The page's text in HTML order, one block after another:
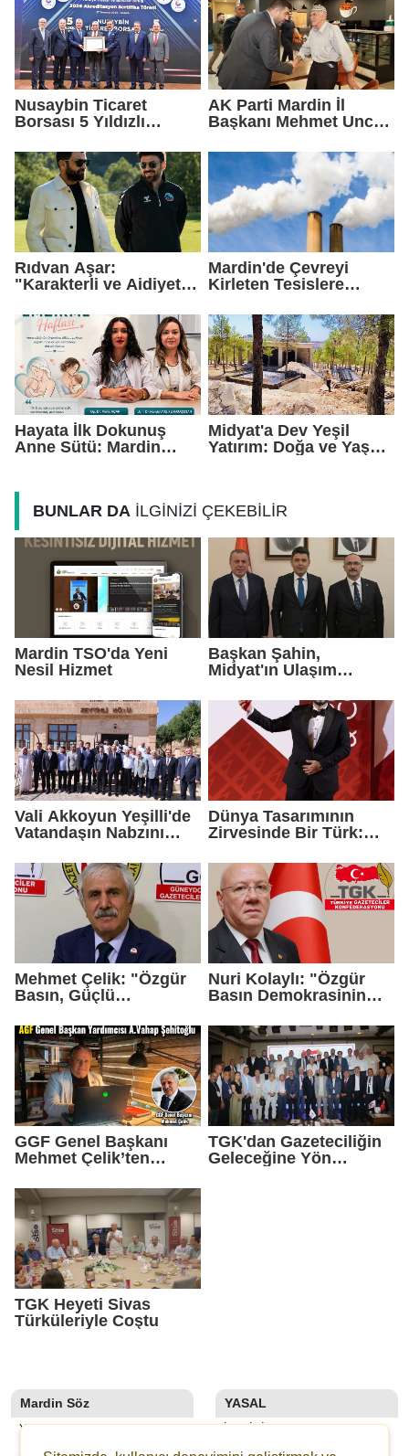
Nusaybin Ticaret
Borsası 5 Yıldızlı
Yeniden Aldı
AK Parti Mardin İl
Başkanı Mehmet Uncu:
Geleceğimizi
Korumaktır"
Rıdvan Aşar:
"Karakterli ve Aidiyet
Kadro Kuruyoruz"
Mardin'de Çevreyi
Kirleten Tesislere
TL Yaptırım
Hayata İlk Dokunuş
Anne Sütü: Mardin
Midyat'a Dev Yeşil
Yatırım: Doğa ve Yaşam
BUNLAR DA İLGİNİZİ ÇEKEBİLİR
Mardin TSO'da Yeni
Nesil Hizmet
Başkan Şahin,
Midyat'ın Ulaşım
Taşıdı
Vali Akkoyun Yeşilli'de
Vatandaşın Nabzını
Dünya Tasarımının
Zirvesinde Bir Türk:
Ayanoğlu'na İtalya'dan
Birincilik Ödülü
Mehmet Çelik: "Özgür
Basın, Güçlü
Teminatıdır"
Nuri Kolaylı: "Özgür
Basın Demokrasinin
GGF Genel Başkanı
Mehmet Çelik’ten
Şehitoğlu’na Yapılan
Saldırıya Sert Tepki
TGK'dan Gazeteciliğin
Geleceğine Yön
TGK Heyeti Sivas
Türküleriyle Coştu
Mardin Söz
YAZARLAR
SON DAKİKA
YASAL
İLETIŞIM
KÜNYE